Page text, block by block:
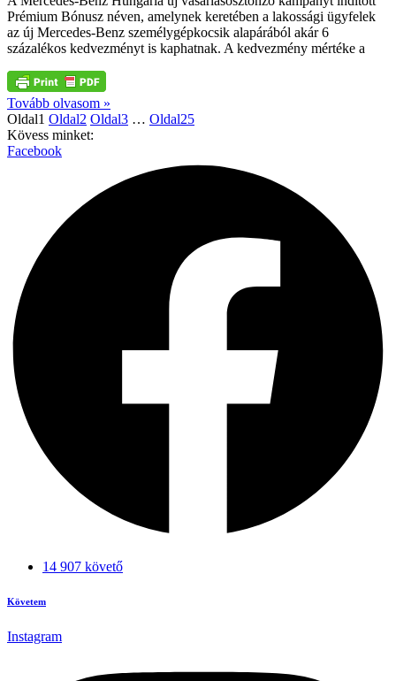
Prémium Bónusz néven, amelynek keretében a lakossági ügyfelek
az új Mercedes-Benz személygépkocsik alapárából akár 6
százalékos kedvezményt is kaphatnak. A kedvezmény mértéke a
Tovább olvasom »
Oldal1 Oldal2 Oldal3 … Oldal25
Kövess minket:
Facebook
14 907 követő
Követem
Instagram